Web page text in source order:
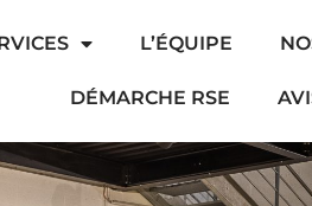
L’ÉQUIPE
DÉMARCHE RSE